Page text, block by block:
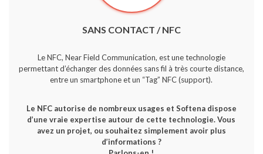
SANS CONTACT / NFC
Le NFC, Near Field Communication, est une technologie
permettant d’échanger des données sans fil à très courte distance,
entre un smartphone et un “Tag” NFC (support).
Le NFC autorise de nombreux usages et Softena dispose
d’une vraie expertise autour de cette technologie. Vous
avez un projet, ou souhaitez simplement avoir plus
d’informations ?